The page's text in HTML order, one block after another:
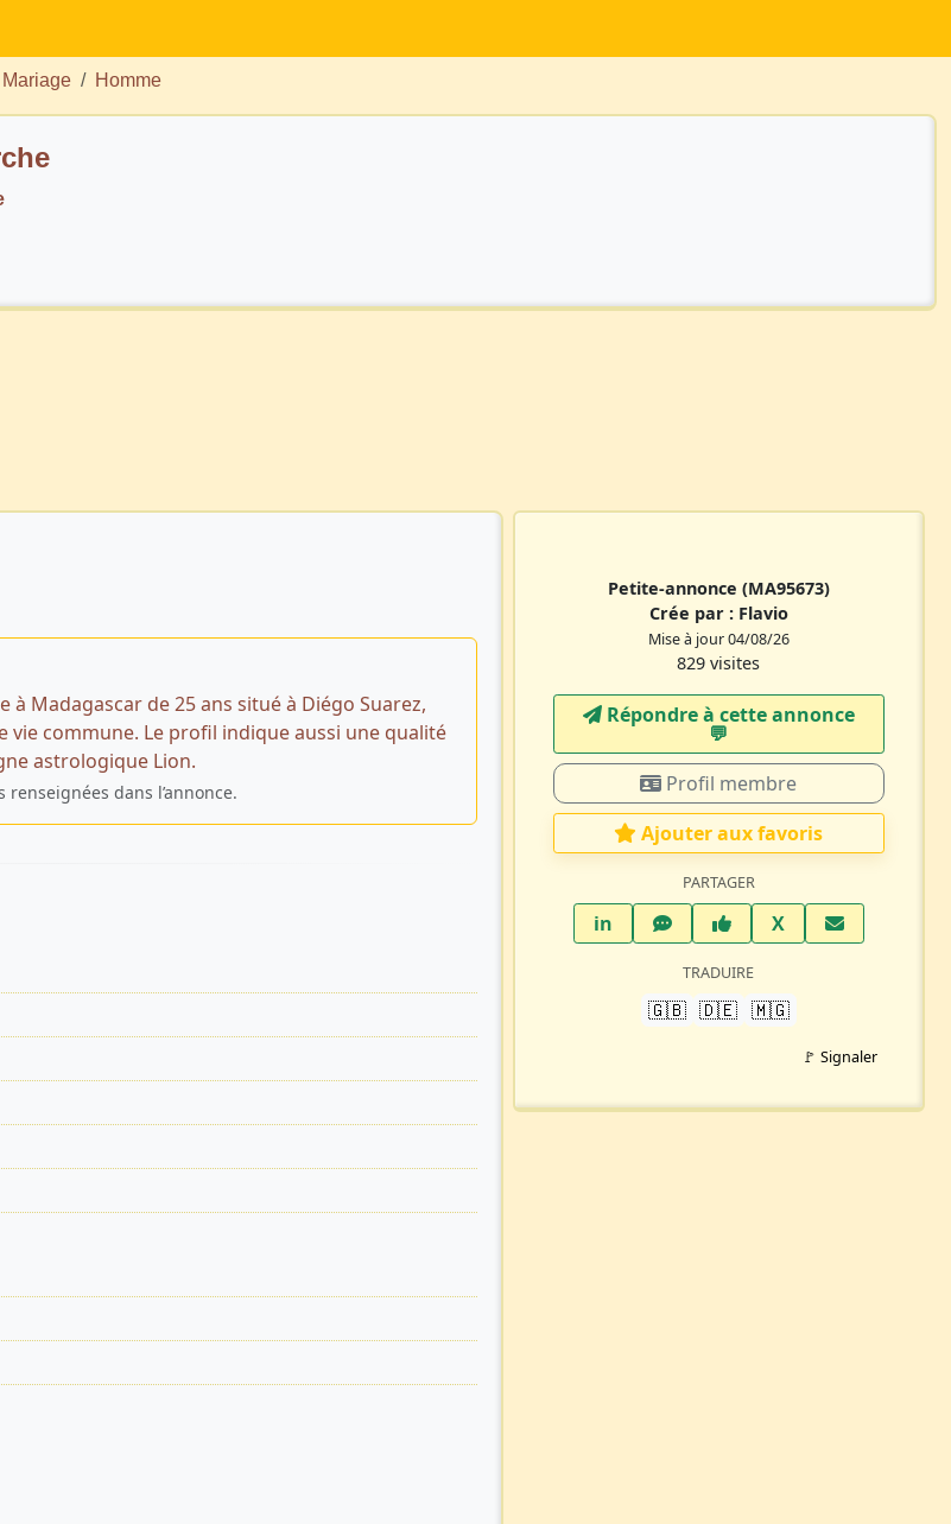
Homme
Madagascar de 25 ans situé à Diégo Suarez,
commune. Le profil indique aussi une qualité
astrologique Lion.
dans l’annonce.
Petite-annonce (MA95673)
Crée par : Flavio
Mise à jour 04/08/26
829 visites
Répondre à cette annonce
💬​
Profil membre
Ajouter aux favoris
PARTAGER
inLinkedInWhatsAppFacebook
XTwitter X
TRADUIRE
🇬🇧 🇩🇪 🇲🇬
🚩 Signaler